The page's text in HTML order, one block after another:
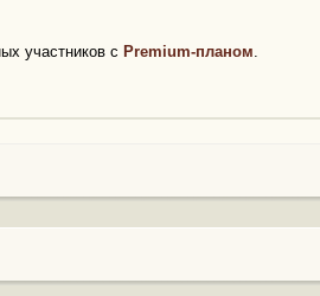
участников с Premium-планом.